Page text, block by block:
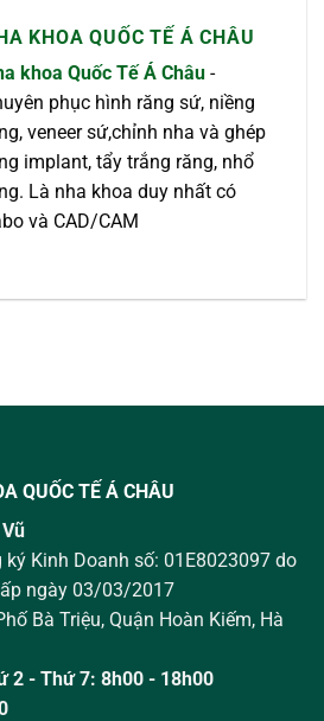
KHOA QUỐC TẾ Á CHÂU
khoa Quốc Tế Á Châu -
phục hình răng sứ, niềng
veneer sứ,chỉnh nha và ghép
implant, tẩy trắng răng, nhổ
Là nha khoa duy nhất có
và CAD/CAM
QUỐC TẾ Á CHÂU
Kinh Doanh số: 01E8023097 do
ngày 03/03/2017
Bà Triệu, Quận Hoàn Kiếm, Hà
2 - Thứ 7: 8h00 - 18h00